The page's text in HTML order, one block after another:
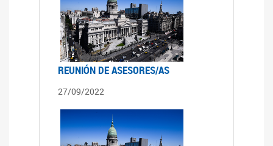
REUNIÓN DE ASESORES/AS
27/09/2022